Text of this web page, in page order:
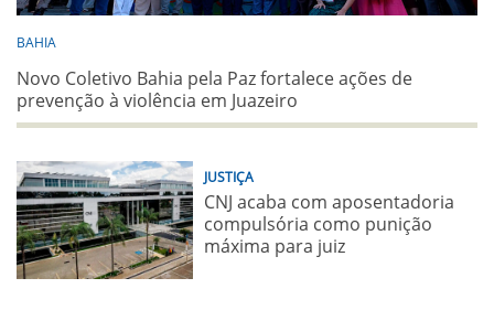
BAHIA
Novo Coletivo Bahia pela Paz fortalece ações de
prevenção à violência em Juazeiro
JUSTIÇA
CNJ acaba com aposentadoria
compulsória como punição
máxima para juiz